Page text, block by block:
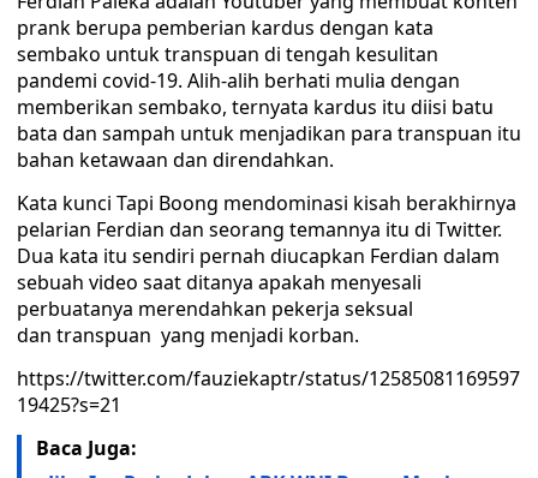
prank berupa pemberian kardus dengan kata
sembako untuk transpuan di tengah kesulitan
pandemi covid-19. Alih-alih berhati mulia dengan
memberikan sembako, ternyata kardus itu diisi batu
bata dan sampah untuk menjadikan para transpuan itu
bahan ketawaan dan direndahkan.
Kata kunci Tapi Boong mendominasi kisah berakhirnya
pelarian Ferdian dan seorang temannya itu di Twitter.
Dua kata itu sendiri pernah diucapkan Ferdian dalam
sebuah video saat ditanya apakah menyesali
perbuatanya merendahkan pekerja seksual
dan transpuan yang menjadi korban.
https://twitter.com/fauziekaptr/status/12585081169597
19425?s=21
Baca Juga: